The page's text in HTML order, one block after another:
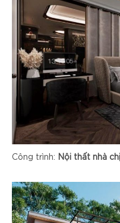
Công trình: Nội thất nhà